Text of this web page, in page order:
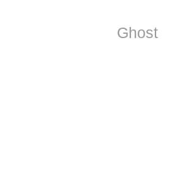
Ghost